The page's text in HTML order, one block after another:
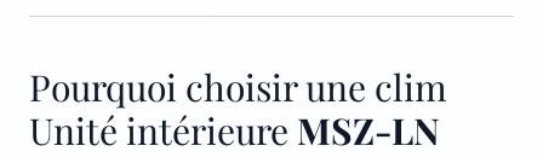
Pourquoi choisir une clim
Unité intérieure MSZ-LN